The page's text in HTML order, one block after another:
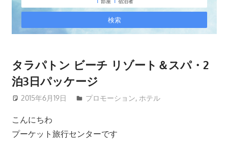
島
現
オ
プ
シ
ョ
ル
ツ
タラパトン ビーチ リゾート＆スパ・2
泊3日パッケージ
2015年6月19日 patong003
プロモーション, ホテル
こんにちわ
プーケット旅行センターです